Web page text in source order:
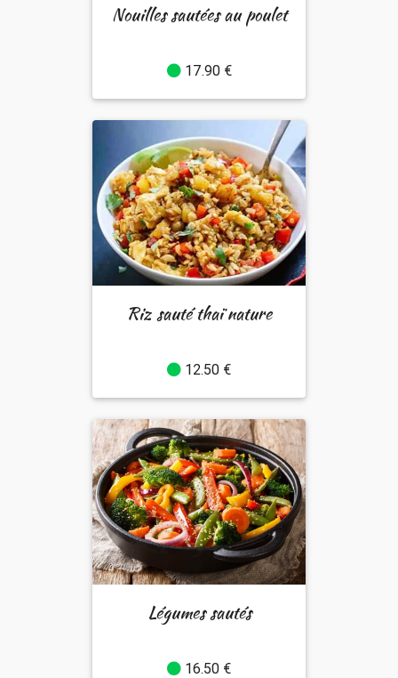
Nouilles sautées au poulet
17.90 €
Riz sauté thaï nature
12.50 €
Légumes sautés
16.50 €